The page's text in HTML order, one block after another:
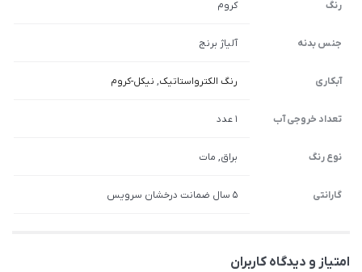
رنگ کروم
جنس بدنه آلیاژ برنج
آبکاری رنگ الکترواستاتیک, نیکل-کروم
تعداد خروجی آب 1 عدد
نوع رنگ براق, مات
گارانتی 5 سال ضمانت درخشان سرویس
امتیاز و دیدگاه کاربران